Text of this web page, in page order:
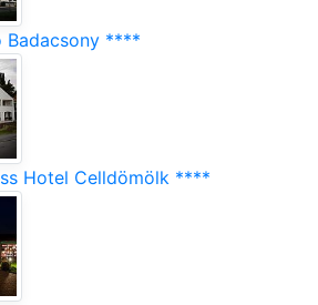
****
Hotel Celldömölk ****